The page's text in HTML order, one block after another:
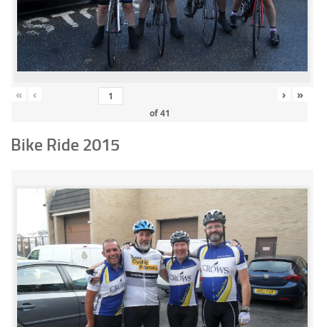
« ‹
of41
› »
Bike Ride 2015